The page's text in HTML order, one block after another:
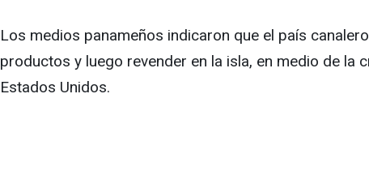
Los medios panameños indicaron que el país
productos y luego revender en la isla, en medio de
Estados Unidos.